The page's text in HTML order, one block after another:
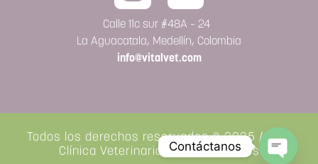
Calle 11c sur #48A – 24
La Aguacatala, Medellín, Colombia
info@vitalvet.com
Todos los derechos reservados © 2025 / Vital
Clínica Veterinaria de Especialistas
Contáctanos